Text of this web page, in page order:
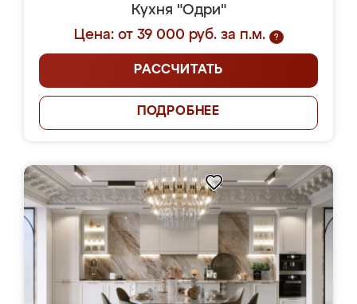
Кухня "Одри"
Цена: от 39 000 руб. за п.м.
?
РАССЧИТАТЬ
ПОДРОБНЕЕ